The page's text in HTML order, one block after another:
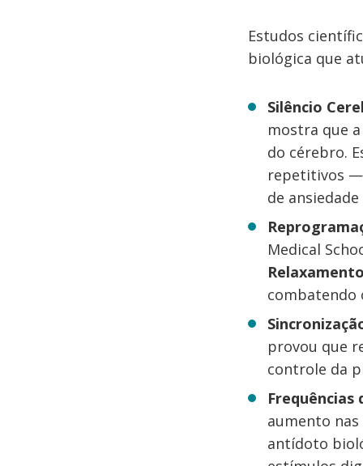
Estudos
biológica que
Silêncio
mostra que
do cérebro.
repetitivos —
de
Medical
combatendo
provou que
controle da
Frequências
aumento nas
antídoto